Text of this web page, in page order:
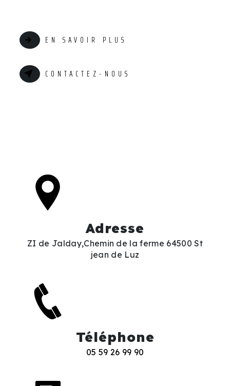
EN SAVOIR PLUS
CONTACTEZ-NOUS
Adresse
ZI de Jalday,Chemin de la ferme 64500 St
jean de Luz
Téléphone
05 59 26 99 90